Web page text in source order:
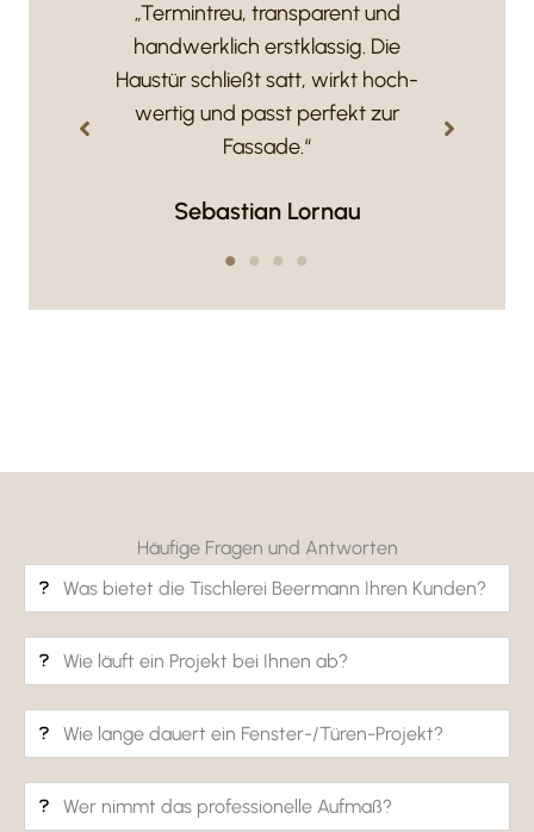
„Termin­treu, trans­pa­rent und
hand­werk­lich erst­klassig. Die
Haustür schließt satt, wirkt hoch­
wertig und passt perfekt zur
Fassade.“
Sebas­tian Lornau
Häufige Fragen und Antworten
Was bietet die Tisch­lerei Beermann Ihren Kunden?
Wie läuft ein Projekt bei Ihnen ab?
Wie lange dauert ein Fenster-/Türen-Projekt?
Wer nimmt das profes­sio­nelle Aufmaß?